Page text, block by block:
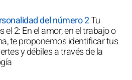
del número 2Tu
el 2: En el amor, en el trabajo o
te proponemos identificar tus
y débiles a través de la